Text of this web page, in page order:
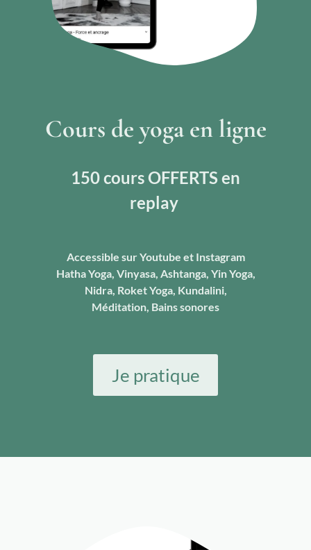
Cours de yoga en ligne
150 cours OFFERTS en
replay
Accessible sur Youtube et Instagram
Hatha Yoga, Vinyasa, Ashtanga, Yin Yoga,
Nidra, Roket Yoga, Kundalini,
Méditation, Bains sonores
Je pratique